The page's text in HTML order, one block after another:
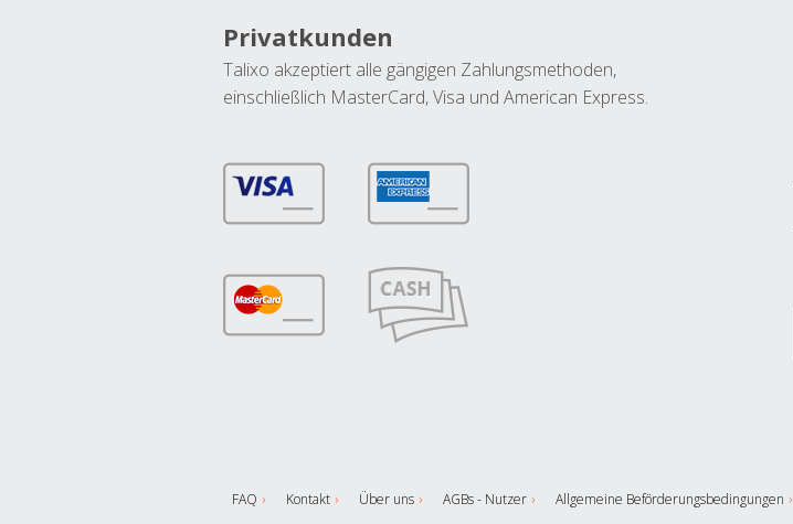
Privatkunden
Talixo akzeptiert alle gängigen Zahlungsmethoden,
einschließlich MasterCard, Visa und American Express.
FAQ Kontakt Über uns AGBs - Nutzer Allgemeine Beförderungsbedingungen